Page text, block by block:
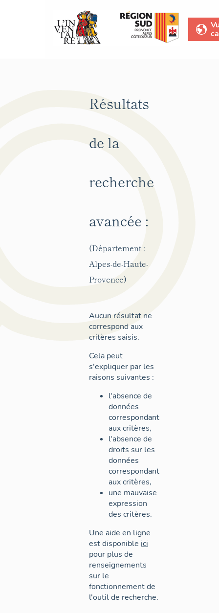
Résultats
de la
recherche
avancée :
(Département :
Alpes-de-Haute-
Provence)
Aucun résultat ne
correspond aux
critères saisis.
Cela peut
s'expliquer par les
raisons suivantes :
l'absence de
données
correspondant
aux critères,
l'absence de
droits sur les
données
correspondant
aux critères,
une mauvaise
expression
des critères.
Une aide en ligne
est disponible ici
pour plus de
renseignements
sur le
fonctionnement de
l'outil de recherche.